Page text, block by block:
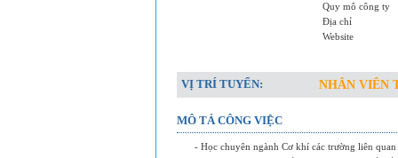
Quy mô công ty
Địa chỉ
Website
VỊ TRÍ TUYỂN: NHÂN VIÊN
MÔ TẢ CÔNG VIỆC
- Học chuyên ngành Cơ khí các trường liên quan